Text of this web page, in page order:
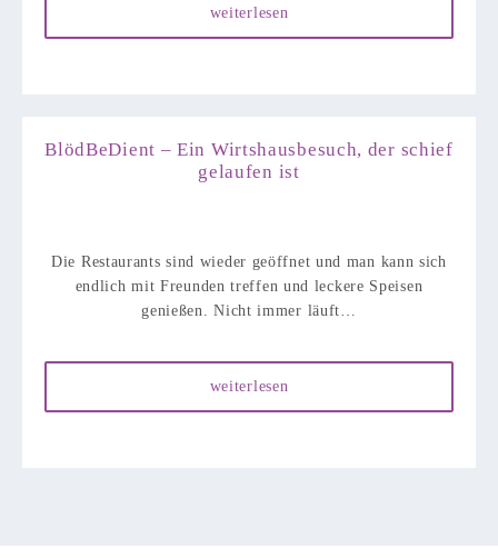
weiterlesen
BlödBeDient – Ein Wirtshausbesuch, der schief
gelaufen ist
Die Restaurants sind wieder geöffnet und man kann sich
endlich mit Freunden treffen und leckere Speisen
genießen. Nicht immer läuft…
weiterlesen